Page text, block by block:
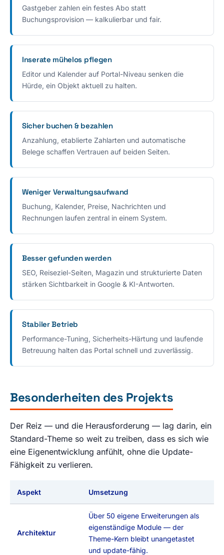
Gastgeber zahlen ein festes Abo statt
Buchungsprovision — kalkulierbar und fair.
Inserate mühelos pflegen
Editor und Kalender auf Portal-Niveau senken die
Hürde, ein Objekt aktuell zu halten.
Sicher buchen & bezahlen
Anzahlung, etablierte Zahlarten und automatische
Belege schaffen Vertrauen auf beiden Seiten.
Weniger Verwaltungsaufwand
Buchung, Kalender, Preise, Nachrichten und
Rechnungen laufen zentral in einem System.
Besser gefunden werden
SEO, Reiseziel-Seiten, Magazin und strukturierte Daten
stärken Sichtbarkeit in Google & KI-Antworten.
Stabiler Betrieb
Performance-Tuning, Sicherheits-Härtung und laufende
Betreuung halten das Portal schnell und zuverlässig.
Besonderheiten des Projekts
Der Reiz — und die Herausforderung — lag darin, ein
Standard-Theme so weit zu treiben, dass es sich wie
eine Eigenentwicklung anfühlt, ohne die Update-
Fähigkeit zu verlieren.
Aspekt Umsetzung
Architektur
Über 50 eigene Erweiterungen als
eigenständige Module — der
Theme-Kern bleibt unangetastet
und update-fähig.